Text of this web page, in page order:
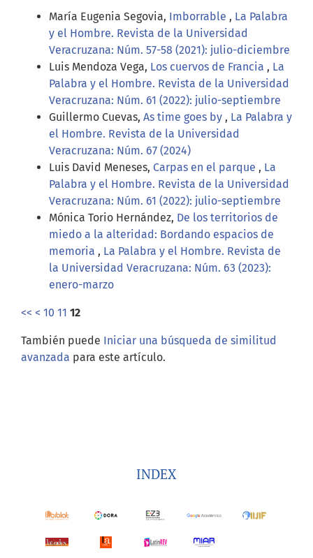
María Eugenia Segovia, Imborrable , La Palabra
y el Hombre. Revista de la Universidad
Veracruzana: Núm. 57-58 (2021): julio-diciembre
Luis Mendoza Vega, Los cuervos de Francia , La
Palabra y el Hombre. Revista de la Universidad
Veracruzana: Núm. 61 (2022): julio-septiembre
Guillermo Cuevas, As time goes by , La Palabra y
el Hombre. Revista de la Universidad
Veracruzana: Núm. 67 (2024)
Luis David Meneses, Carpas en el parque , La
Palabra y el Hombre. Revista de la Universidad
Veracruzana: Núm. 61 (2022): julio-septiembre
Mónica Torio Hernández, De los territorios de
miedo a la alteridad: Bordando espacios de
memoria , La Palabra y el Hombre. Revista de
la Universidad Veracruzana: Núm. 63 (2023):
enero-marzo
<< < 10 11 12
También puede Iniciar una búsqueda de similitud
avanzada para este artículo.
INDEX